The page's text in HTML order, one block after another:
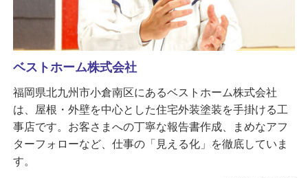
ベストホーム株式会社
福岡県北九州市小倉南区にあるベストホーム株式会社
は、屋根・外壁を中心とした住宅外装塗装を手掛ける工
事店です。お客さまへの丁寧な報告書作成、まめなアフ
ターフォローなど、仕事の「見える化」を徹底していま
す。